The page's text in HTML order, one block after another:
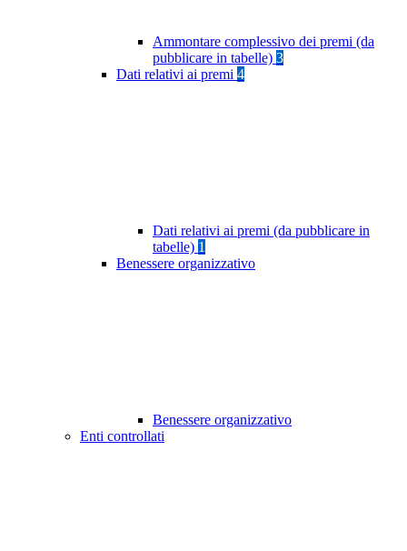
Ammontare complessivo dei premi (da
pubblicare in tabelle) 3
Dati relativi ai premi 4
Dati relativi ai premi (da pubblicare in
tabelle) 1
Benessere organizzativo
Benessere organizzativo
Enti controllati